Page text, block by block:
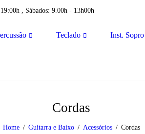
, Sábados: 9.00h - 13h00h
Teclado Inst. Sopro
Cordas
Home Guitarra e Baixo Acessórios Cordas